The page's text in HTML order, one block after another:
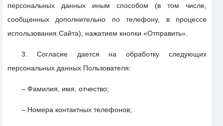
персональных данных иным способом (в том числе,
сообщенных дополнительно по телефону, в процессе
использования Сайта), нажатием кнопки «Отправить».
3. Согласие дается на обработку следующих
персональных данных Пользователя:
– Фамилия, имя, отчество;
– Номера контактных телефонов;